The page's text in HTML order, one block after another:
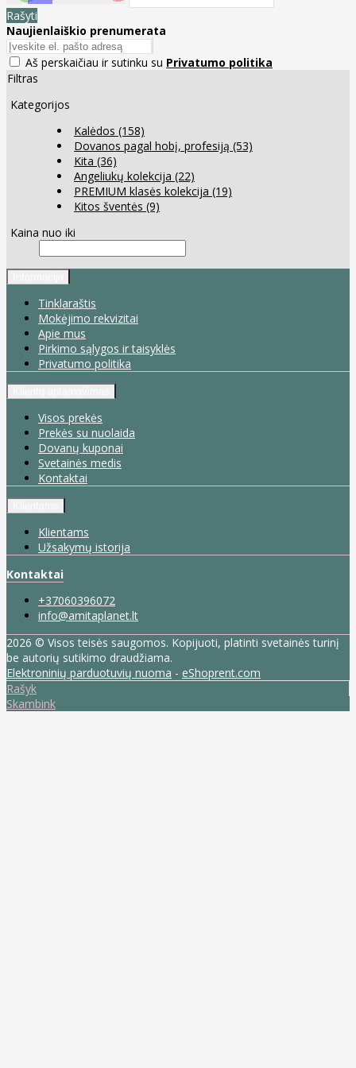
Rašyti
Naujienlaiškio prenumerata
Aš perskaičiau ir sutinku su Privatumo politika
Filtras
Kategorijos
Kalėdos (158)
Dovanos pagal hobį, profesiją (53)
Kita (36)
Angeliukų kolekcija (22)
PREMIUM klasės kolekcija (19)
Kitos šventės (9)
Kaina nuo iki
Tinklaraštis
Mokėjimo rekvizitai
Apie mus
Pirkimo sąlygos ir taisyklės
Privatumo politika
Visos prekės
Prekės su nuolaida
Dovanų kuponai
Svetainės medis
Kontaktai
Klientams
Užsakymų istorija
Kontaktai
+37060396072
info@amitaplanet.lt
2026 © Visos teisės saugomos. Kopijuoti, platinti svetainės turinį
be autorių sutikimo draudžiama.
Elektroninių parduotuvių nuoma - eShoprent.com
Rašyk
Skambink